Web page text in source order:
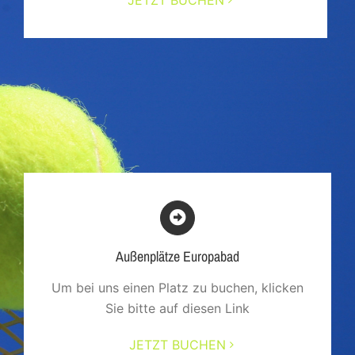
Außenplätze Europabad
Um bei uns einen Platz zu buchen, klicken
Sie bitte auf diesen Link
JETZT BUCHEN